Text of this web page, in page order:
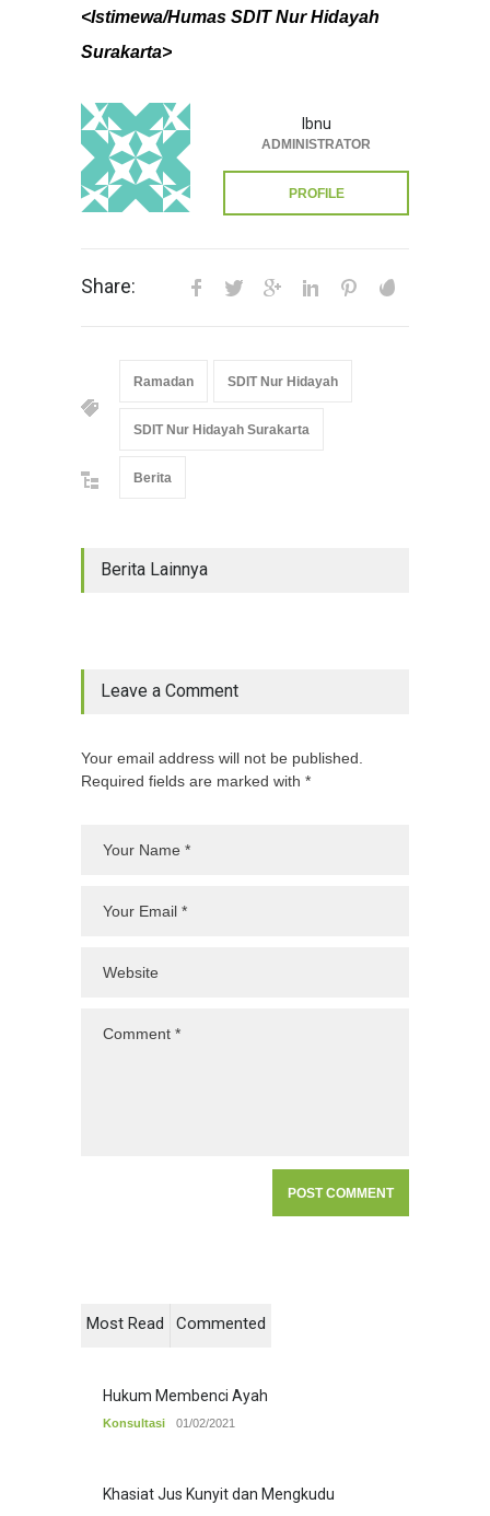
<Istimewa/Humas SDIT Nur Hidayah
Surakarta>
Ibnu
ADMINISTRATOR
PROFILE
Share:
Ramadan SDIT Nur Hidayah
SDIT Nur Hidayah Surakarta
Berita
Berita Lainnya
Leave a Comment
Your email address will not be published.
Required fields are marked with *
Most Read Commented
Hukum Membenci Ayah
Konsultasi 01/02/2021
Khasiat Jus Kunyit dan Mengkudu